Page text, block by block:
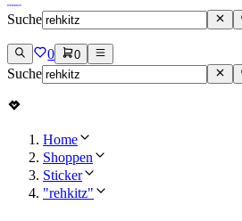
Suche
0 0
Suche
Home
Shoppen
Sticker
"rehkitz"